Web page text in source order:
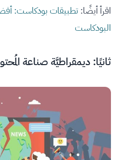
اقرأ أيضًا:تطبيقات بودكاست:
البودكاست
ثانيًا: ديمقراطيَّة صناعة